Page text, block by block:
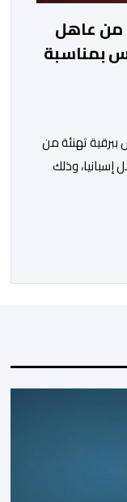
من عاهل
بمناسبة
تهنئة من
وذلك
المغربي. […]